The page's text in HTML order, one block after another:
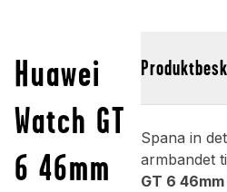
Huawei
Watch GT
6 46mm
Spana in
armbandet
GT 6 46mm